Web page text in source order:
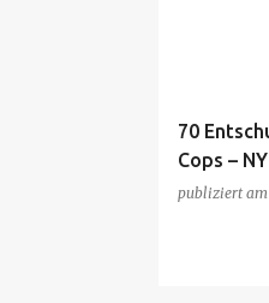
70
Cops –
publiziert am